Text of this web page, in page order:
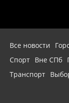
Все новости
Спорт Вне СПб
Транспорт